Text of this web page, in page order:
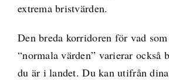
extrema bristvärden.
Den breda korridoren för vad som
“normala värden” varierar också
du är i landet. Du kan utifrån